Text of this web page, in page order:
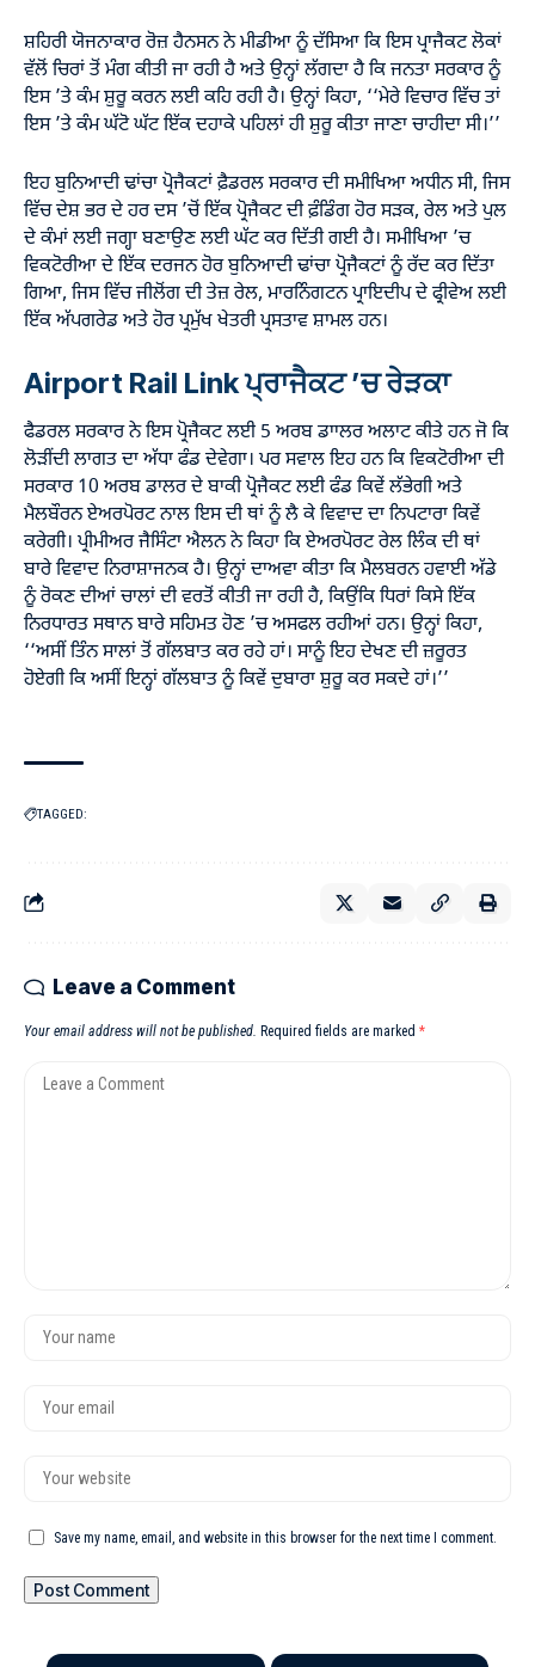
ਸ਼ਹਿਰੀ ਯੋਜਨਾਕਾਰ ਰੋਜ਼ ਹੈਨਸਨ ਨੇ ਮੀਡੀਆ ਨੂੰ ਦੱਸਿਆ ਕਿ ਇਸ ਪ੍ਰਾਜੈਕਟ ਲੋਕਾਂ
ਵੱਲੋਂ ਚਿਰਾਂ ਤੋਂ ਮੰਗ ਕੀਤੀ ਜਾ ਰਹੀ ਹੈ ਅਤੇ ਉਨ੍ਹਾਂ ਲੱਗਦਾ ਹੈ ਕਿ ਜਨਤਾ ਸਰਕਾਰ ਨੂੰ
ਇਸ ’ਤੇ ਕੰਮ ਸ਼ੁਰੂ ਕਰਨ ਲਈ ਕਹਿ ਰਹੀ ਹੈ। ਉਨ੍ਹਾਂ ਕਿਹਾ, ‘‘ਮੇਰੇ ਵਿਚਾਰ ਵਿੱਚ ਤਾਂ
ਇਸ ’ਤੇ ਕੰਮ ਘੱਟੋ ਘੱਟ ਇੱਕ ਦਹਾਕੇ ਪਹਿਲਾਂ ਹੀ ਸ਼ੁਰੂ ਕੀਤਾ ਜਾਣਾ ਚਾਹੀਦਾ ਸੀ।’’
ਇਹ ਬੁਨਿਆਦੀ ਢਾਂਚਾ ਪ੍ਰੋਜੈਕਟਾਂ ਫ਼ੈਡਰਲ ਸਰਕਾਰ ਦੀ ਸਮੀਖਿਆ ਅਧੀਨ ਸੀ, ਜਿਸ
ਵਿੱਚ ਦੇਸ਼ ਭਰ ਦੇ ਹਰ ਦਸ ’ਚੋਂ ਇੱਕ ਪ੍ਰੋਜੈਕਟ ਦੀ ਫ਼ੰਡਿੰਗ ਹੋਰ ਸੜਕ, ਰੇਲ ਅਤੇ ਪੁਲ
ਦੇ ਕੰਮਾਂ ਲਈ ਜਗ੍ਹਾ ਬਣਾਉਣ ਲਈ ਘੱਟ ਕਰ ਦਿੱਤੀ ਗਈ ਹੈ। ਸਮੀਖਿਆ ’ਚ
ਵਿਕਟੋਰੀਆ ਦੇ ਇੱਕ ਦਰਜਨ ਹੋਰ ਬੁਨਿਆਦੀ ਢਾਂਚਾ ਪ੍ਰੋਜੈਕਟਾਂ ਨੂੰ ਰੱਦ ਕਰ ਦਿੱਤਾ
ਗਿਆ, ਜਿਸ ਵਿੱਚ ਜੀਲੋਂਗ ਦੀ ਤੇਜ਼ ਰੇਲ, ਮਾਰਨਿੰਗਟਨ ਪ੍ਰਾਇਦੀਪ ਦੇ ਫ੍ਰੀਵੇਅ ਲਈ
ਇੱਕ ਅੱਪਗਰੇਡ ਅਤੇ ਹੋਰ ਪ੍ਰਮੁੱਖ ਖੇਤਰੀ ਪ੍ਰਸਤਾਵ ਸ਼ਾਮਲ ਹਨ।
Airport Rail Link ਪ੍ਰਾਜੈਕਟ ’ਚ ਰੇੜਕਾ
ਫੈਡਰਲ ਸਰਕਾਰ ਨੇ ਇਸ ਪ੍ਰੋਜੈਕਟ ਲਈ 5 ਅਰਬ ਡਾਾਲਰ ਅਲਾਟ ਕੀਤੇ ਹਨ ਜੋ ਕਿ
ਲੋੜੀਂਦੀ ਲਾਗਤ ਦਾ ਅੱਧਾ ਫੰਡ ਦੇਵੇਗਾ। ਪਰ ਸਵਾਲ ਇਹ ਹਨ ਕਿ ਵਿਕਟੋਰੀਆ ਦੀ
ਸਰਕਾਰ 10 ਅਰਬ ਡਾਲਰ ਦੇ ਬਾਕੀ ਪ੍ਰੋਜੈਕਟ ਲਈ ਫੰਡ ਕਿਵੇਂ ਲੱਭੇਗੀ ਅਤੇ
ਮੈਲਬੌਰਨ ਏਅਰਪੋਰਟ ਨਾਲ ਇਸ ਦੀ ਥਾਂ ਨੂੰ ਲੈ ਕੇ ਵਿਵਾਦ ਦਾ ਨਿਪਟਾਰਾ ਕਿਵੇਂ
ਕਰੇਗੀ। ਪ੍ਰੀਮੀਅਰ ਜੈਸਿੰਟਾ ਐਲਨ ਨੇ ਕਿਹਾ ਕਿ ਏਅਰਪੋਰਟ ਰੇਲ ਲਿੰਕ ਦੀ ਥਾਂ
ਬਾਰੇ ਵਿਵਾਦ ਨਿਰਾਸ਼ਾਜਨਕ ਹੈ। ਉਨ੍ਹਾਂ ਦਾਅਵਾ ਕੀਤਾ ਕਿ ਮੈਲਬਰਨ ਹਵਾਈ ਅੱਡੇ
ਨੂੰ ਰੋਕਣ ਦੀਆਂ ਚਾਲਾਂ ਦੀ ਵਰਤੋਂ ਕੀਤੀ ਜਾ ਰਹੀ ਹੈ, ਕਿਉਂਕਿ ਧਿਰਾਂ ਕਿਸੇ ਇੱਕ
ਨਿਰਧਾਰਤ ਸਥਾਨ ਬਾਰੇ ਸਹਿਮਤ ਹੋਣ ’ਚ ਅਸਫਲ ਰਹੀਆਂ ਹਨ। ਉਨ੍ਹਾਂ ਕਿਹਾ,
‘‘ਅਸੀਂ ਤਿੰਨ ਸਾਲਾਂ ਤੋਂ ਗੱਲਬਾਤ ਕਰ ਰਹੇ ਹਾਂ। ਸਾਨੂੰ ਇਹ ਦੇਖਣ ਦੀ ਜ਼ਰੂਰਤ
ਹੋਏਗੀ ਕਿ ਅਸੀਂ ਇਨ੍ਹਾਂ ਗੱਲਬਾਤ ਨੂੰ ਕਿਵੇਂ ਦੁਬਾਰਾ ਸ਼ੁਰੂ ਕਰ ਸਕਦੇ ਹਾਂ।’’
TAGGED:
Leave a Comment
Your email address will not be published. Required fields are marked *
Save my name, email, and website in this browser for the next time I comment.